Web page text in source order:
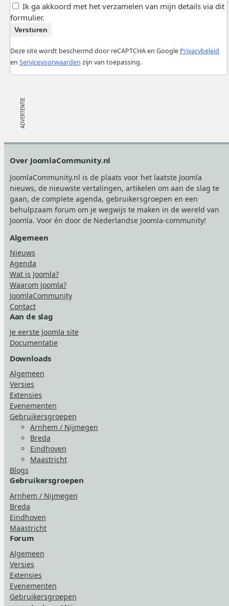
Ik ga akkoord met het verzamelen van mijn details via dit
formulier.
Versturen
Deze site wordt beschermd door reCAPTCHA en Google Privacybeleid
en Servicevoorwaarden zijn van toepassing.
Over JoomlaCommunity.nl
JoomlaCommunity.nl is de plaats voor het laatste Joomla
nieuws, de nieuwste vertalingen, artikelen om aan de slag te
gaan, de complete agenda, gebruikersgroepen en een
behulpzaam forum om je wegwijs te maken in de wereld van
Joomla. Voor én door de Nederlandse Joomla-community!
Algemeen
Nieuws
Agenda
Wat is Joomla?
Waarom Joomla?
JoomlaCommunity
Contact
Aan de slag
Je eerste Joomla site
Documentatie
Downloads
Algemeen
Versies
Extensies
Evenementen
Gebruikersgroepen
Arnhem / Nijmegen
Breda
Eindhoven
Maastricht
Blogs
Gebruikersgroepen
Arnhem / Nijmegen
Breda
Eindhoven
Maastricht
Forum
Algemeen
Versies
Extensies
Evenementen
Gebruikersgroepen